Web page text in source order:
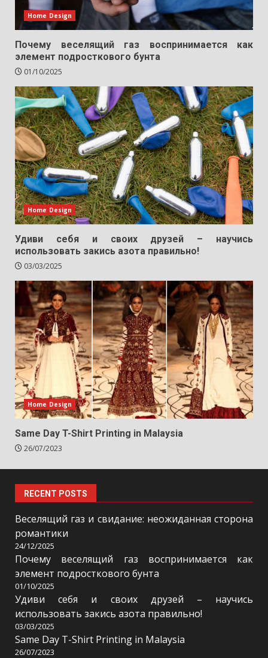
Home Design
Почему веселящий газ воспринимается как
элемент подросткового бунта
01/10/2025
Home Design
Удиви себя и своих друзей – научись
использовать закись азота правильно!
03/03/2025
Home Design
Same Day T-Shirt Printing in Malaysia
26/07/2023
RECENT POSTS
Веселящий газ и свидание: неожиданная сторона
романтики
24/12/2025
Почему веселящий газ воспринимается как
элемент подросткового бунта
01/10/2025
Удиви себя и своих друзей – научись
использовать закись азота правильно!
03/03/2025
Same Day T-Shirt Printing in Malaysia
26/07/2023